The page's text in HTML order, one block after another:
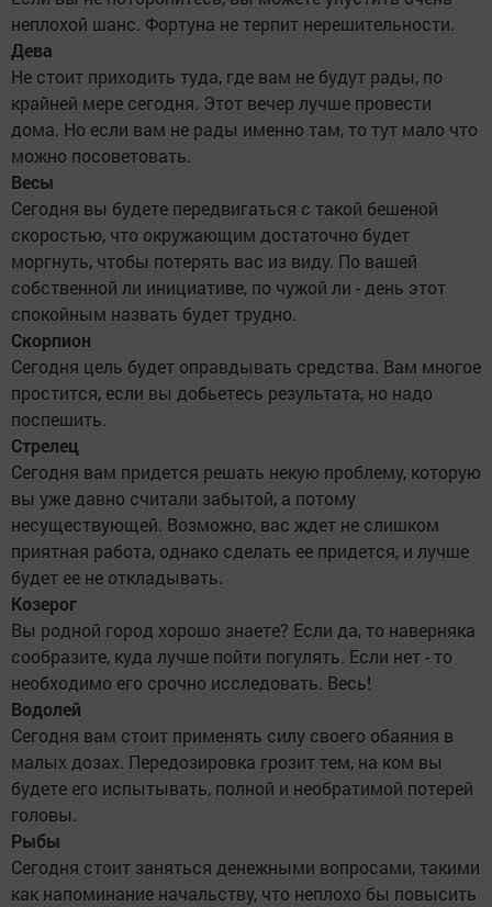
неплохой шанс. Фортуна не терпит нерешительности.
Дева
Не стоит приходить туда, где вам не будут рады, по
крайней мере сегодня. Этот вечер лучше провести
дома. Но если вам не рады именно там, то тут мало что
можно посоветовать.
Весы
Сегодня вы будете передвигаться с такой бешеной
скоростью, что окружающим достаточно будет
моргнуть, чтобы потерять вас из виду. По вашей
собственной ли инициативе, по чужой ли - день этот
спокойным назвать будет трудно.
Скорпион
Сегодня цель будет оправдывать средства. Вам многое
простится, если вы добьетесь результата, но надо
поспешить.
Стрелец
Сегодня вам придется решать некую проблему, которую
вы уже давно считали забытой, а потому
несуществующей. Возможно, вас ждет не слишком
приятная работа, однако сделать ее придется, и лучше
будет ее не откладывать.
Козерог
Вы родной город хорошо знаете? Если да, то наверняка
сообразите, куда лучше пойти погулять. Если нет - то
необходимо его срочно исследовать. Весь!
Водолей
Сегодня вам стоит применять силу своего обаяния в
малых дозах. Передозировка грозит тем, на ком вы
будете его испытывать, полной и необратимой потерей
головы.
Рыбы
Сегодня стоит заняться денежными вопросами, такими
как напоминание начальству, что неплохо бы повысить